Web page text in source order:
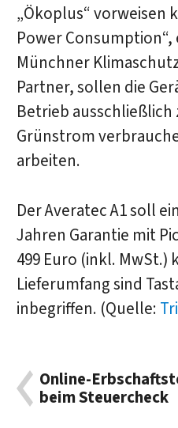
„Ökoplus“ vorweisen
Power
Münchner
Partner, sollen die
Betrieb
Grünstrom
arbeiten.
Der Averatec A1 soll
Jahren Garantie mit
499 Euro (inkl. MwSt.)
Lieferumfang sind
inbegriffen. (Quelle:
Online-
beim Steuercheck